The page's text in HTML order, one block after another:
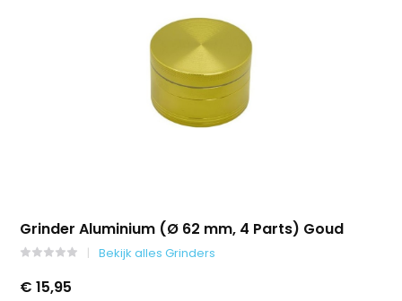
Grinder Aluminium (Ø 62 mm, 4 Parts) Goud
Bekijk alles Grinders
€ 15,95